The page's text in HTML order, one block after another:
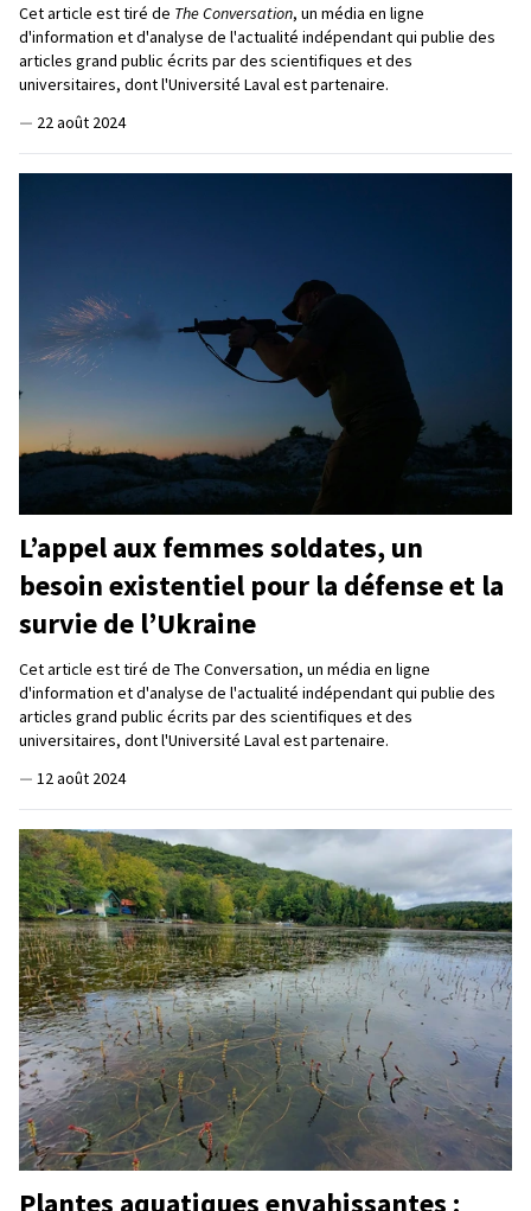
Cet article est tiré de The Conversation, un média en ligne
d'information et d'analyse de l'actualité indépendant qui publie des
articles grand public écrits par des scientifiques et des
universitaires, dont l'Université Laval est partenaire.
— 22 août 2024
L’appel aux femmes soldates, un
besoin existentiel pour la défense et la
survie de l’Ukraine
Cet article est tiré de The Conversation, un média en ligne
d'information et d'analyse de l'actualité indépendant qui publie des
articles grand public écrits par des scientifiques et des
universitaires, dont l'Université Laval est partenaire.
— 12 août 2024
Plantes aquatiques envahissantes :